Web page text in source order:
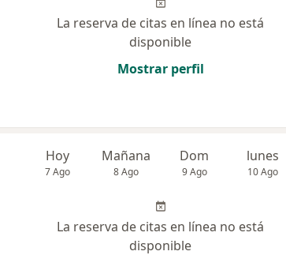
La reserva de citas en línea no está
disponible
Mostrar perfil
Hoy
7 Ago
Mañana
8 Ago
Dom
9 Ago
lunes
10 Ago
La reserva de citas en línea no está
disponible